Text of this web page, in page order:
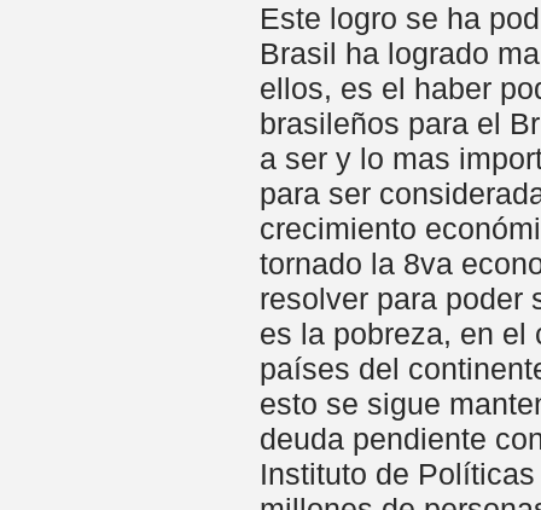
Este logro se ha
Brasil ha logrado
ellos, es el haber
brasileños para el
a ser y lo mas
para ser
crecimiento
tornado la 8va
resolver para poder
es la pobreza, en el
países del
esto se sigue
deuda pendiente
Instituto de